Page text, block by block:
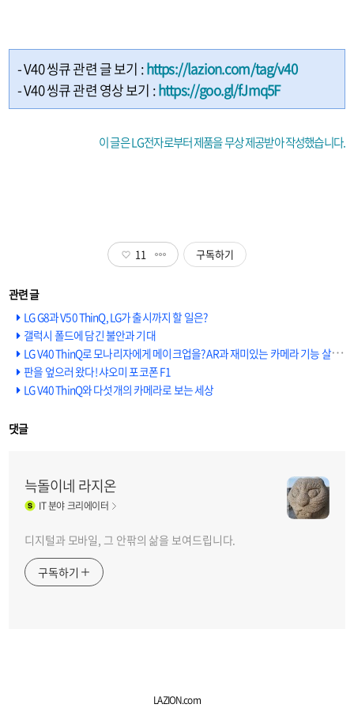
- V40 씽큐 관련 글 보기 :https://lazion.com/tag/v40
- V40 씽큐 관련 영상 보기 :https://goo.gl/fJmq5F
이 글은 LG전자로부터 제품을 무상 제공받아 작성했습니다.
11 구독하기
LG G8과 V50 ThinQ, LG가 출시까지 할 일은?
갤럭시 폴드에 담긴 불안과 기대
LG V40 ThinQ로 모나리자에게 메이크업을? AR과 재미있는 카메라 기능 살펴보기
판을 엎으러 왔다! 샤오미 포코폰 F1
LG V40 ThinQ와 다섯개의 카메라로 보는 세상
댓글
늑돌이네 라지온
IT분야 크리에이터
디지털과 모바일, 그 안팎의 삶을 보여드립니다.
구독하기
LAZION.com